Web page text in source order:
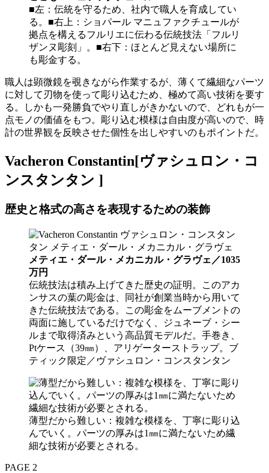
■左：伝統を守るため、社内で職人を育成してい
る。■右上：ショパール マニュファクチュールが
拠点を構えるフルリエに伝わる伝統技法「フルリ
ザンヌ彫刻」。■右下：ほとんど見えない場所に
も彫金する。
職人は顕微鏡を覗きながら作業するが、薄くて繊細なパーツ
に対して刃物を使って彫り込むため、極めて高い技術を要す
る。しかも一発勝負でやり直しがきかないので、どれもが一
点モノの価値をもつ。彫り込む模様は自由度が高いので、時
計の世界観を反映させた個性を出しやすいのもポイントだ。
Vacheron Constantin[ヴァシュロン・コ
ンスタンタン ]
歴史と格式の高さを表現するための装飾
メティエ・ダール・メカニカル・グラヴェ／1035
万円
伝統技法は積み上げてきた歴史の証明。このアカ
ンサスの葉の彫金は、同社が創業当時から用いて
きた伝統技法である。この彫金をムーブメントの
両面に施しているだけでなく、ジュネーブ・シー
ルまで取得済みという高品質モデルだ。手巻き、
Ptケース（39㎜）、アリゲーターストラップ。ブ
ティック限定／ヴァシュロン・コンスタンタン
薄型だから難しい：複雑な模様を、丁寧に彫り込
んでいく。パーツの厚みは1㎜に満たないため繊
細な技術が必要とされる。
PAGE 2